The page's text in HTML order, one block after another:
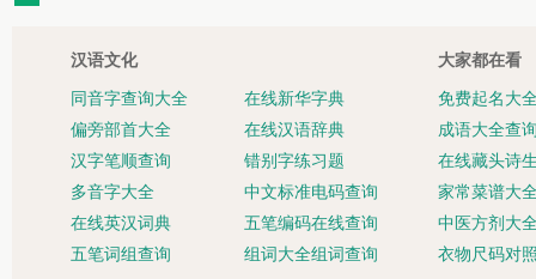
汉语文化
同音字查询大全
在线新华字典
偏旁部首大全
在线汉语辞典
汉字笔顺查询
错别字练习题
多音字大全
中文标准电码查询
在线英汉词典
五笔编码在线查询
五笔词组查询
组词大全组词查询
大家都在看
免费起名大
成语大全查
在线藏头诗
家常菜谱大
中医方剂大
衣物尺码对